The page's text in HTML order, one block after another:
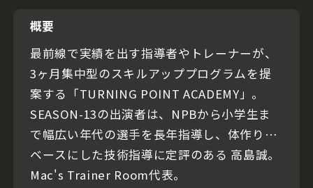
概要
最前線で実績を出す指導者やトレーナーが、
3ヶ月集中型のスキルアッププログラムを提
案する「TURNING POINT ACADEMY」。
SEASON-13の出演者は、NPBから小学生ま
で幅広い年代の選手を長年指導し、体作りを
ベースにした技術指導に定評のある 高島誠。
Mac's Trainer Room代表。